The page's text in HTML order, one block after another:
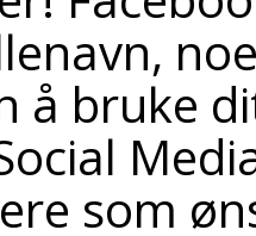
å bruke
som